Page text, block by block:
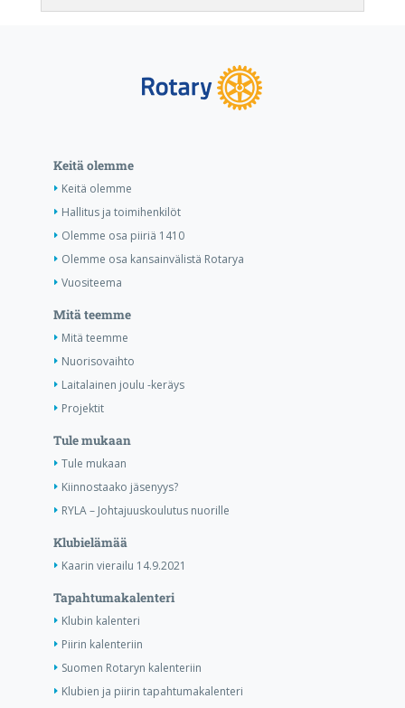
Keitä olemme
Keitä olemme
Hallitus ja toimihenkilöt
Olemme osa piiriä 1410
Olemme osa kansainvälistä Rotarya
Vuositeema
Mitä teemme
Mitä teemme
Nuorisovaihto
Laitalainen joulu -keräys
Projektit
Tule mukaan
Tule mukaan
Kiinnostaako jäsenyys?
RYLA – Johtajuuskoulutus nuorille
Klubielämää
Kaarin vierailu 14.9.2021
Tapahtumakalenteri
Klubin kalenteri
Piirin kalenteriin
Suomen Rotaryn kalenteriin
Klubien ja piirin tapahtumakalenteri